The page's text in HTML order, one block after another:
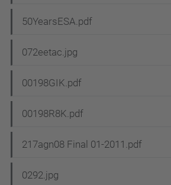
50YearsESA.pdf
072eetac.jpg
00198GIK.pdf
00198R8K.pdf
217agn08 Final 01-2011.pdf
0292.jpg